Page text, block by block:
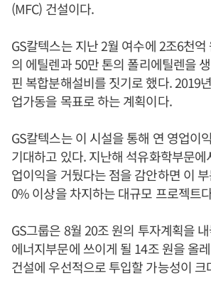
(MFC) 건설이다.
GS칼텍스는 지난 2월 여수에 2조6천
의 에틸렌과 50만 톤의 폴리에틸렌을
핀 복합분해설비를 짓기로 했다. 2019
업가동을 목표로 하는 계획이다.
GS칼텍스는 이 시설을 통해 연 영업이
기대하고 있다. 지난해 석유화학부문
업이익을 거뒀다는 점을 감안하면 이
0% 이상을 차지하는 대규모 프로젝트
GS그룹은 8월 20조 원의 투자계획을
에너지부문에 쓰이게 될 14조 원을 올
건설에 우선적으로 투입할 가능성이 크